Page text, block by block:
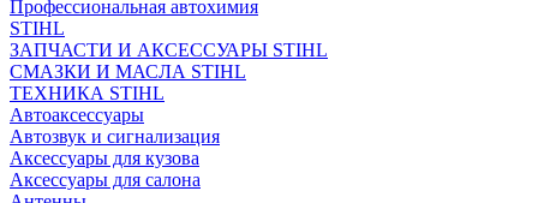
Профессиональная автохимия
STIHL
ЗАПЧАСТИ И АКСЕССУАРЫ STIHL
СМАЗКИ И МАСЛА STIHL
ТЕХНИКА STIHL
Автоаксессуары
Автозвук и сигнализация
Аксессуары для кузова
Аксессуары для салона